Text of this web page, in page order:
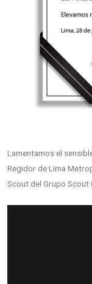
Lamentamos el
Regidor de Lima
Scout del Grupo Scout